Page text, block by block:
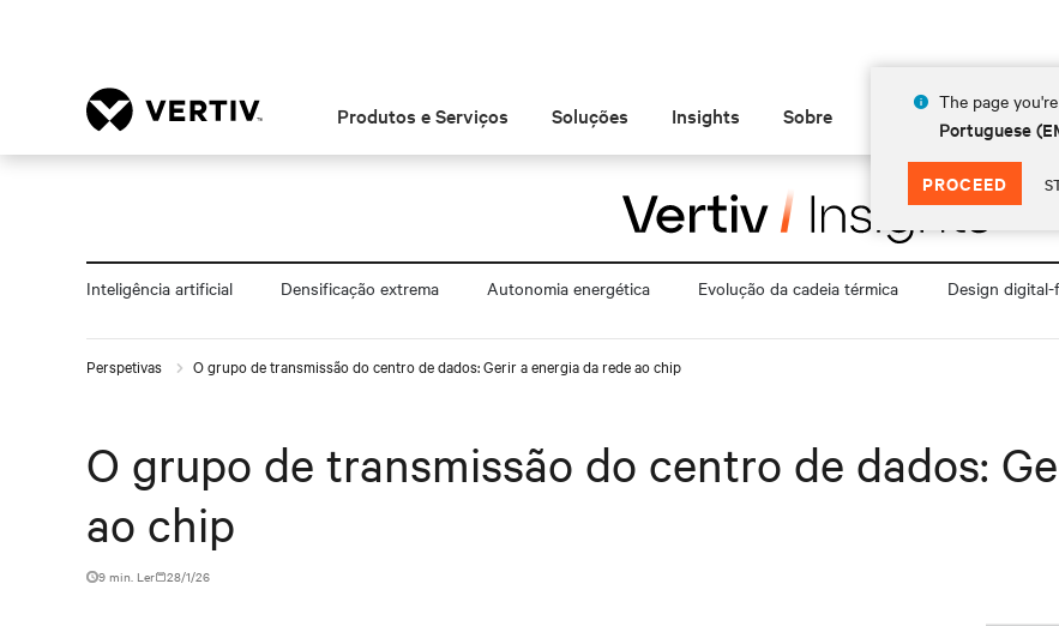
The page
Portuguese
PROCEED
Produtos e Serviços Soluções Insights Sobre
Inteligência artificial Densificação extrema Autonomia energética Evolução da cadeia térmica Design
Perspetivas O grupo de transmissão do centro de dados: Gerir a energia da rede ao chip
O grupo de transmissão do centro de dados:
ao chip
9 min. Ler 28/1/26